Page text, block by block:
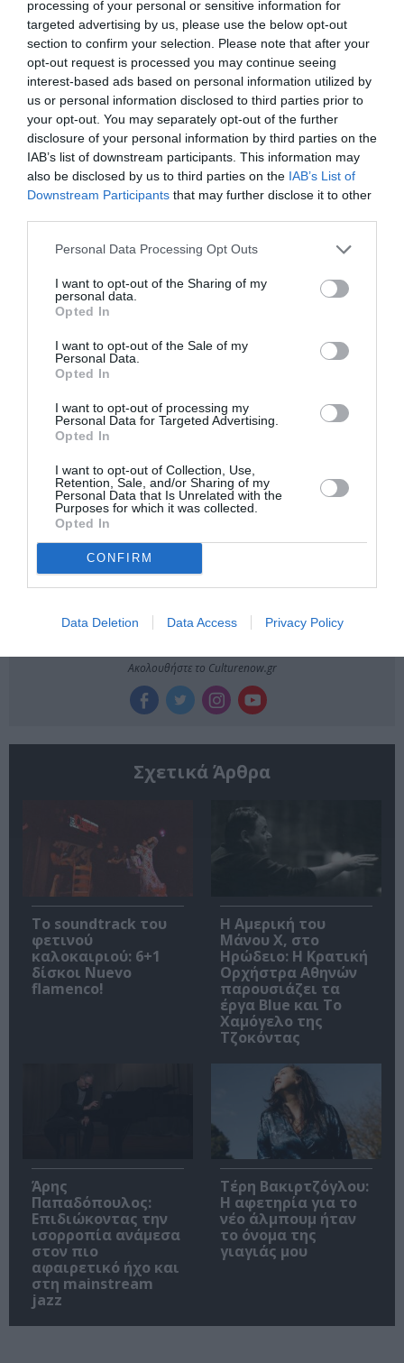
processing of your personal or sensitive information for
targeted advertising by us, please use the below opt-out
section to confirm your selection. Please note that after your
opt-out request is processed you may continue seeing
interest-based ads based on personal information utilized by
us or personal information disclosed to third parties prior to
your opt-out. You may separately opt-out of the further
disclosure of your personal information by third parties on the
IAB’s list of downstream participants. This information may
also be disclosed by us to third parties on the IAB’s List of
Downstream Participants that may further disclose it to other
Personal Data Processing Opt Outs
I want to opt-out of the Sharing of my
personal data.
Opted In
I want to opt-out of the Sale of my
Personal Data.
Opted In
I want to opt-out of processing my
Personal Data for Targeted Advertising.
Opted In
I want to opt-out of Collection, Use,
Retention, Sale, and/or Sharing of my
Personal Data that Is Unrelated with the
Purposes for which it was collected.
Opted In
CONFIRM
Data Deletion Data Access Privacy Policy
στιχουργός, μαζί με τους βασικούς συνεργάτες του, τον
συνθέτηΣπύρο Παρασκευάκοκαι την ερμηνεύτρια
Δήμητρα Σελεμίδου.
Διαβάστε επίσης:
Σελεμίδου, Βασιλόπουλος και Παρασκευάκος στα Skrow
Concerts| Πέμπτη 29 Απριλίου – Θέατρο Skrow
Δείτε όλα τα
τελευταία νέα
για την Τέχνη και τον
Πολιτισμό στοCulturenow.gr
Νέοι Διαγωνισμοί ❯
Tags
ΔΗΜΗΤΡΑ ΣΕΛΕΜΙΔΟΥ
ΕΝΤΕΧΝΟ - ΛΑΪΚΟ - ΠΑΡΑΔΟΣΙΑΚΗ
Newsletter
Κάθε βδομάδα στο e-mail σας τα τελευταία νέα για
την Τέχνη και τον Πολιτισμό!
Ακολουθήστε το Culturenow.gr
Σχετικά Άρθρα
Το soundtrack του
φετινού
καλοκαιριού: 6+1
δίσκοι Nuevo
flamenco!
Η Αμερική του
Μάνου Χ, στο
Ηρώδειο: Η Κρατική
Ορχήστρα Αθηνών
παρουσιάζει τα
έργα Blue και Το
Χαμόγελο της
Τζοκόντας
Άρης
Παπαδόπουλος:
Επιδιώκοντας την
ισορροπία ανάμεσα
στον πιο
αφαιρετικό ήχο και
στη mainstream
jazz
Τέρη Βακιρτζόγλου:
Η αφετηρία για το
νέο άλμπουμ ήταν
το όνομα της
γιαγιάς μου